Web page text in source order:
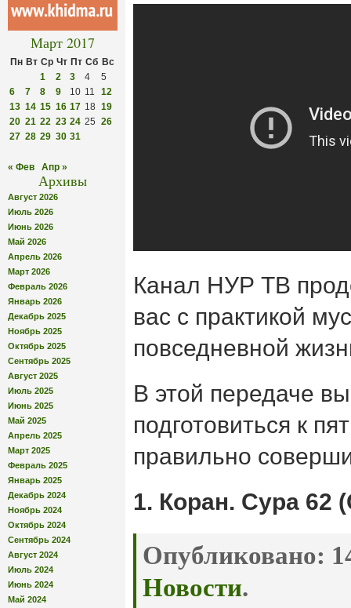
Март 2017
Пн Вт Ср Чт Пт Сб Вс
1
2 3 4
5
6
7 8 9 10 11
12
13 14 15 16 17 18 19
20 21 22 23 24 25 26
27 28 29 30 31
« Фев Апр »
Архивы
Август 2026
Июль 2026
Июнь 2026
Май 2026
Апрель 2026
Март 2026
Февраль 2026
Январь 2026
Декабрь 2025
Ноябрь 2025
Октябрь 2025
Сентябрь 2025
Август 2025
Июль 2025
Июнь 2025
Май 2025
Апрель 2025
Март 2025
Февраль 2025
Январь 2025
Декабрь 2024
Ноябрь 2024
Октябрь 2024
Сентябрь 2024
Август 2024
Июль 2024
Июнь 2024
Май 2024
Канал НУР ТВ
вас с практикой
повседневной
В этой передаче
подготовиться к
правильно
1. Коран. Сура 62
Опубликовано:
Новости.